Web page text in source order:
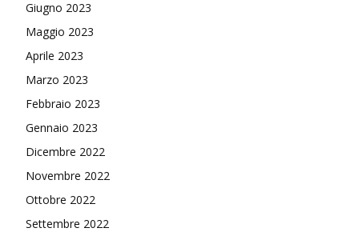
Giugno 2023
Maggio 2023
Aprile 2023
Marzo 2023
Febbraio 2023
Gennaio 2023
Dicembre 2022
Novembre 2022
Ottobre 2022
Settembre 2022